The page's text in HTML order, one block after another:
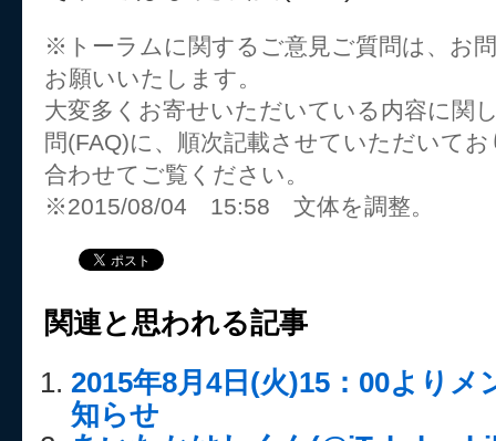
※トーラムに関するご意見ご質問は、お
お願いいたします。
大変多くお寄せいただいている内容に関
問(FAQ)に、順次記載させていただいて
合わせてご覧ください。
※2015/08/04 15:58 文体を調整。
関連と思われる記事
2015年8月4日(火)15：00より
知らせ